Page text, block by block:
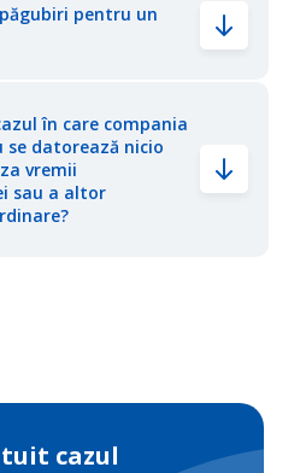
pentru un
în care compania
se datorează nicio
vremii
sau a altor
cazul